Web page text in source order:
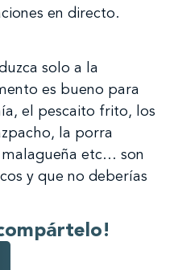
en directo.
solo a la
es bueno para
el pescaito frito, los
la porra
etc… son
y que no deberías